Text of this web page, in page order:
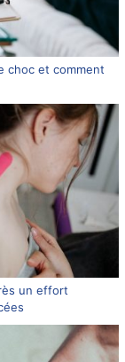
choc et comment
un effort